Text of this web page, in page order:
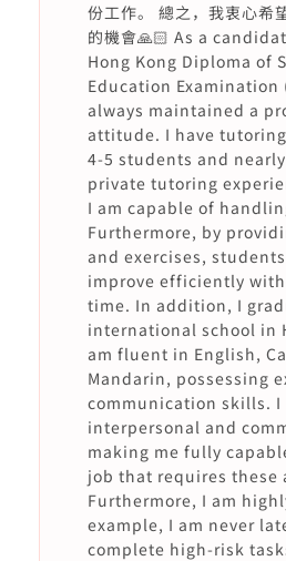
份工作。 總之，我衷心希
的機會🙏🏻 As a
Hong Kong Diploma of
Education Examination
always maintained a
attitude. I have
4-5 students and
private tutoring
I am capable of
Furthermore, by
and exercises,
improve efficiently
time. In addition, I
international school in
am fluent in English,
Mandarin, possessing
communication skills.
interpersonal and
making me fully
job that requires these
Furthermore, I am
example, I am never
complete high-risk